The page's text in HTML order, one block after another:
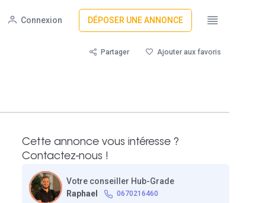
Connexion DÉPOSER UNE ANNONCE
Partager Ajouter aux favoris
Cette annonce vous intéresse ?
Contactez-nous !
Votre conseiller Hub-Grade
Raphael
0670216460